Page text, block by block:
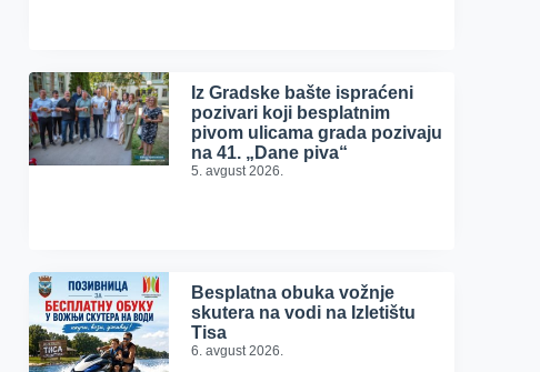
Iz Gradske bašte ispraćeni
pozivari koji besplatnim
pivom ulicama grada pozivaju
na 41. „Dane piva“
5. avgust 2026.
Besplatna obuka vožnje
skutera na vodi na Izletištu
Tisa
6. avgust 2026.